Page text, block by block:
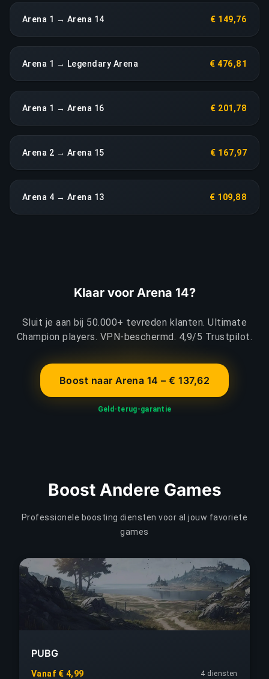
Arena 1 → Arena 14 € 149,76
Arena 1 → Legendary Arena € 476,81
Arena 1 → Arena 16 € 201,78
Arena 2 → Arena 15 € 167,97
Arena 4 → Arena 13 € 109,88
Klaar voor Arena 14?
Sluit je aan bij 50.000+ tevreden klanten. Ultimate
Champion players. VPN-beschermd. 4,9/5 Trustpilot.
Boost naar Arena 14 – € 137,62
Geld-terug-garantie
Boost Andere Games
Professionele boosting diensten voor al jouw favoriete
games
PUBG
Vanaf € 4,99
4 diensten